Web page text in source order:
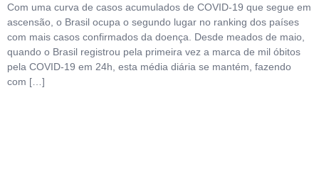
Com uma curva de casos acumulados de COVID-19 que segue em
ascensão, o Brasil ocupa o segundo lugar no ranking dos países
com mais casos confirmados da doença. Desde meados de maio,
quando o Brasil registrou pela primeira vez a marca de mil óbitos
pela COVID-19 em 24h, esta média diária se mantém, fazendo
com […]